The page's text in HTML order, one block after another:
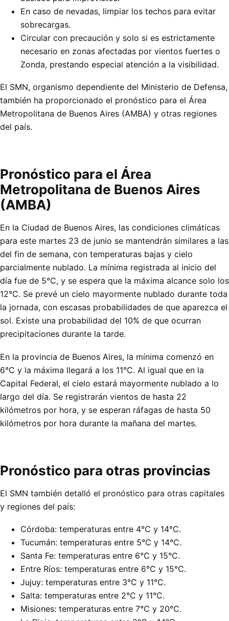
En caso de nevadas, limpiar los techos para evitar
sobrecargas.
Circular con precaución y solo si es estrictamente
necesario en zonas afectadas por vientos fuertes o
Zonda, prestando especial atención a la visibilidad.
El SMN, organismo dependiente del Ministerio de Defensa,
también ha proporcionado el pronóstico para el Área
Metropolitana de Buenos Aires (AMBA) y otras regiones
del país.
Pronóstico para el Área
Metropolitana de Buenos Aires
(AMBA)
En la Ciudad de Buenos Aires, las condiciones climáticas
para este martes 23 de junio se mantendrán similares a las
del fin de semana, con temperaturas bajas y cielo
parcialmente nublado. La mínima registrada al inicio del
día fue de 5°C, y se espera que la máxima alcance solo los
12°C. Se prevé un cielo mayormente nublado durante toda
la jornada, con escasas probabilidades de que aparezca el
sol. Existe una probabilidad del 10% de que ocurran
precipitaciones durante la tarde.
En la provincia de Buenos Aires, la mínima comenzó en
6°C y la máxima llegará a los 11°C. Al igual que en la
Capital Federal, el cielo estará mayormente nublado a lo
largo del día. Se registrarán vientos de hasta 22
kilómetros por hora, y se esperan ráfagas de hasta 50
kilómetros por hora durante la mañana del martes.
Pronóstico para otras provincias
El SMN también detalló el pronóstico para otras capitales
y regiones del país:
Córdoba: temperaturas entre 4°C y 14°C.
Tucumán: temperaturas entre 5°C y 14°C.
Santa Fe: temperaturas entre 6°C y 15°C.
Entre Ríos: temperaturas entre 6°C y 15°C.
Jujuy: temperaturas entre 3°C y 11°C.
Salta: temperaturas entre 2°C y 11°C.
Misiones: temperaturas entre 7°C y 20°C.